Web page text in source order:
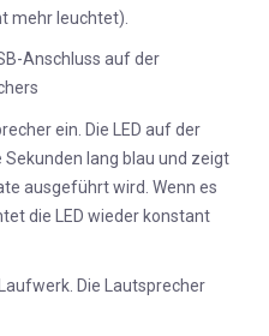
mehr leuchtet).
Anschluss auf der
ein. Die LED auf der
lang blau und zeigt
ausgeführt wird. Wenn es
die LED wieder konstant
Die Lautsprecher